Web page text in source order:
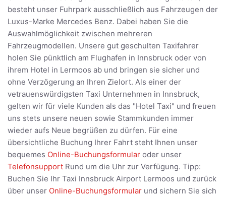
besteht unser Fuhrpark ausschließlich aus Fahrzeugen der
Luxus-Marke Mercedes Benz. Dabei haben Sie die
Auswahlmöglichkeit zwischen mehreren
Fahrzeugmodellen. Unsere gut geschulten Taxifahrer
holen Sie pünktlich am Flughafen in Innsbruck oder von
ihrem Hotel in Lermoos ab und bringen sie sicher und
ohne Verzögerung an Ihren Zielort. Als einer der
vetrauenswürdigsten Taxi Unternehmen in Innsbruck,
gelten wir für viele Kunden als das "Hotel Taxi" und freuen
uns stets unsere neuen sowie Stammkunden immer
wieder aufs Neue begrüßen zu dürfen. Für eine
übersichtliche Buchung Ihrer Fahrt steht Ihnen unser
bequemes Online-Buchungsformular oder unser
Telefonsupport Rund um die Uhr zur Verfügung. Tipp:
Buchen Sie Ihr Taxi Innsbruck Airport Lermoos und zurück
über unser Online-Buchungsformular und sichern Sie sich